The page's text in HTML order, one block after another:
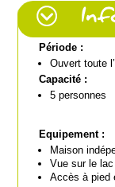
Période :
Ouvert toute
Capacité :
5 personnes
Equipement :
Maison
Vue sur le
Accès à pied